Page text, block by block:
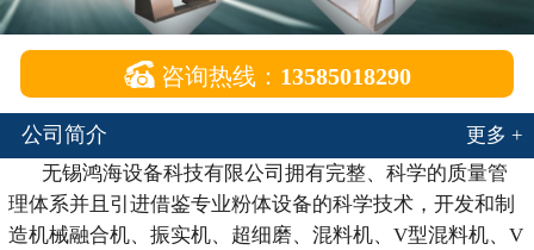
 咨询热线： 13585018290
公司简介
更多 +
无锡鸿海设备科技有限公司拥有完整、科学的质量管
理体系并且引进借鉴专业粉体设备的科学技术，开发和制
造机械融合机、振实机、超细磨、混料机、V型混料机、V